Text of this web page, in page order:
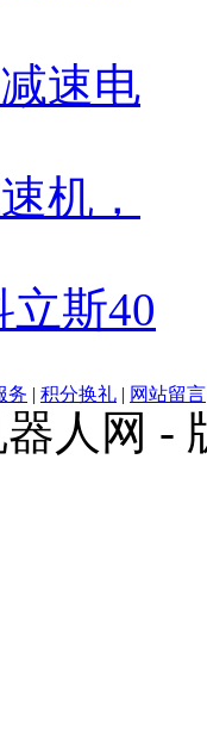
速电
机，
立斯40
务 | 积分换礼 | 网站留言
人网 -